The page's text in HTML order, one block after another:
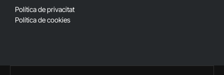
Política de privacitat
Política de cookies